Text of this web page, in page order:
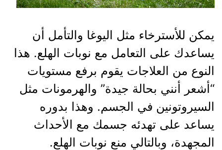
يمكن للأسترخاء مثل اليوغا والتأمل أن
يساعدك على التعامل مع نوبات الهلع. هذا
النوع من العلاجات يقوم برفع مستويات
“أشعر أنني بحالة جيدة” والهرمونات مثل
السيروتونين في الجسم. وهذا بدوره
يساعد على تهدئه جسمك مع الأحداث
المجهدة، وبالتالي منع نوبات الهلع.